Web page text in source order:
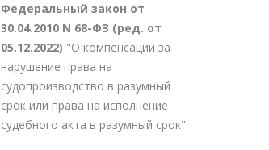
Федеральный закон от
30.04.2010 N 68-ФЗ (ред. от
05.12.2022) "О компенсации за
нарушение права на
судопроизводство в разумный
срок или права на исполнение
судебного акта в разумный срок"